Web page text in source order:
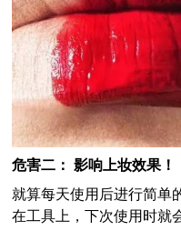
危害二： 影响上妆效果！
就算每天使用后进行简单
在工具上，下次使用时就